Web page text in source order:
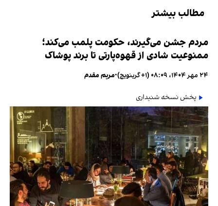
مطالب بیشتر
مردم جشن می‌گیرند، حکومت پلمب می‌کند؛
ممنوعیت شادی از قهوه‌پارتی تا برند پوشاک
۲۴ مهر ۱۴۰۴، ۰۸:۰۹ (‎+۱ گرینویچ) •مریم مقدم
پخش نسخه شنیداری